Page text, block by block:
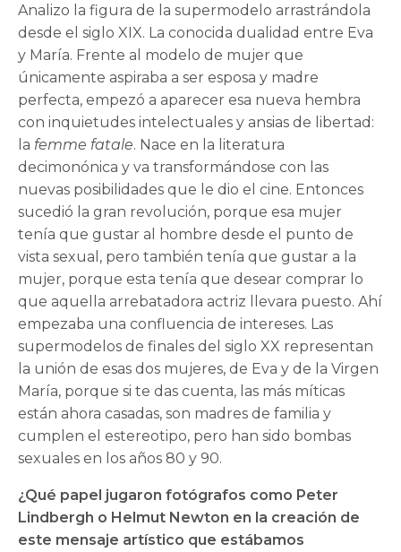
Analizo la figura de la supermodelo arrastrándola
desde el siglo XIX. La conocida dualidad entre Eva
y María. Frente al modelo de mujer que
únicamente aspiraba a ser esposa y madre
perfecta, empezó a aparecer esa nueva hembra
con inquietudes intelectuales y ansias de libertad:
la femme fatale. Nace en la literatura
decimonónica y va transformándose con las
nuevas posibilidades que le dio el cine. Entonces
sucedió la gran revolución, porque esa mujer
tenía que gustar al hombre desde el punto de
vista sexual, pero también tenía que gustar a la
mujer, porque esta tenía que desear comprar lo
que aquella arrebatadora actriz llevara puesto. Ahí
empezaba una confluencia de intereses. Las
supermodelos de finales del siglo XX representan
la unión de esas dos mujeres, de Eva y de la Virgen
María, porque si te das cuenta, las más míticas
están ahora casadas, son madres de familia y
cumplen el estereotipo, pero han sido bombas
sexuales en los años 80 y 90.
¿Qué papel jugaron fotógrafos como Peter
Lindbergh o Helmut Newton en la creación de
este mensaje artístico que estábamos